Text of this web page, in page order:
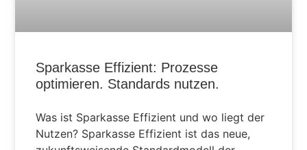
Sparkasse Effizient: Prozesse
optimieren. Standards nutzen.
Was ist Sparkasse Effizient und wo liegt der
Nutzen? Sparkasse Effizient ist das neue,